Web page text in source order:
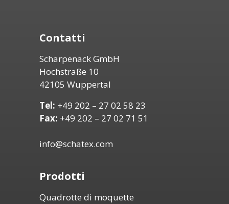
Contatti
Scharpenack GmbH
Hochstraße 10
42105 Wuppertal
Tel: +49 202 – 27 02 58 23
Fax: +49 202 – 27 02 71 51
info@schatex.com
Prodotti
Quadrotte di moquette